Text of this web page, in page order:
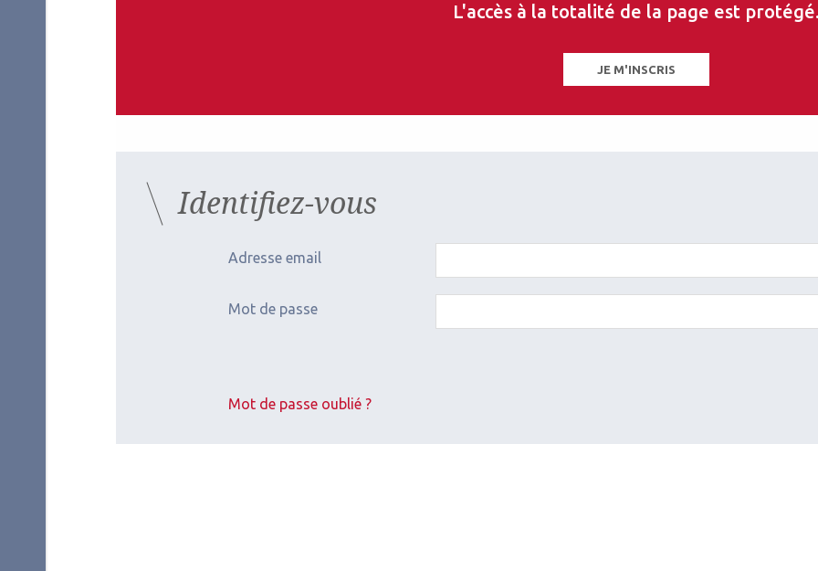
L'accès à la totalité de la page est protégé.
JE M'INSCRIS
Identifiez-vous
Adresse email
Mot de passe
Mot de passe oublié ?